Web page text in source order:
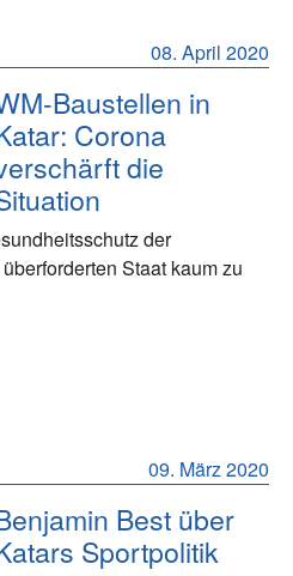
08. April 2020
Baustellen in
Corona
die
der
Staat kaum zu
09. März 2020
Best über
Sportpolitik